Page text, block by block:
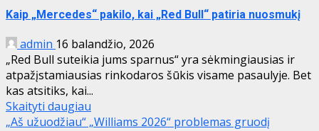
Kaip „Mercedes“ pakilo, kai „Red Bull“ patiria nuosmukį
admin 16 balandžio, 2026
„Red Bull suteikia jums sparnus“ yra sėkmingiausias ir
atpažįstamiausias rinkodaros šūkis visame pasaulyje. Bet
kas atsitiks, kai...
Skaityti daugiau
„Aš užuodžiau“ „Williams 2026“ problemas gruodį